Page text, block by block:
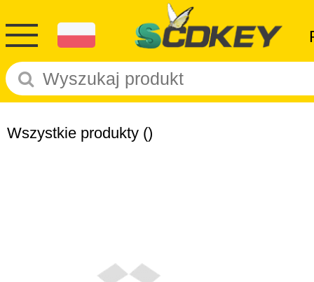
Wszystkie produkty ()